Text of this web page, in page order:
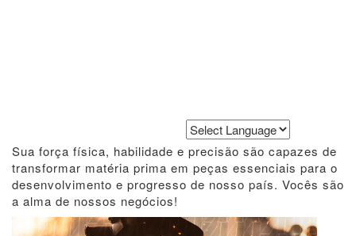
Powered by Translate
Sua força física, habilidade e precisão são capazes de
transformar matéria prima em peças essenciais para o
desenvolvimento e progresso de nosso país. Vocês são
a alma de nossos negócios!